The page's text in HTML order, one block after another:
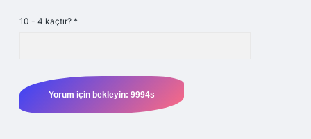
10 - 4 kaçtır? *